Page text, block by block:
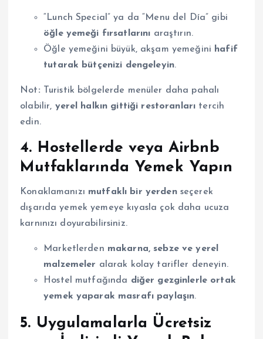
“Lunch Special” ya da “Menu del Día” gibi
öğle yemeği fırsatlarını araştırın.
Öğle yemeğini büyük, akşam yemeğini hafif
tutarak bütçenizi dengeleyin.
Not: Turistik bölgelerde menüler daha pahalı
olabilir, yerel halkın gittiği restoranları tercih
edin.
4. Hostellerde veya Airbnb
Mutfaklarında Yemek Yapın
Konaklamanızı mutfaklı bir yerdenseçerek
dışarıda yemek yemeye kıyasla çok daha ucuza
karnınızı doyurabilirsiniz.
Marketlerden makarna, sebze ve yerel
malzemeler alarak kolay tarifler deneyin.
Hostel mutfağında diğer gezginlerle ortak
yemek yaparak masrafı paylaşın.
5. Uygulamalarla Ücretsiz